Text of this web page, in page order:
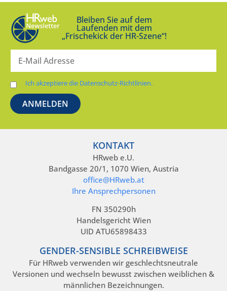
Bleiben Sie auf dem
Laufenden mit dem
„Frischekick der HR-Szene“!
Ich akzeptiere die Datenschutz-Richtlinien.
KONTAKT
HRweb e.U.
Bandgasse 20/1, 1070 Wien, Austria
office@HRweb.at
Ihre Ansprechpersonen
FN 350290h
Handelsgericht Wien
UID ATU65898433
GENDER-SENSIBLE SCHREIBWEISE
Für HRweb verwenden wir geschlechtsneutrale
Versionen und wechseln bewusst zwischen weiblichen &
männlichen Bezeichnungen.